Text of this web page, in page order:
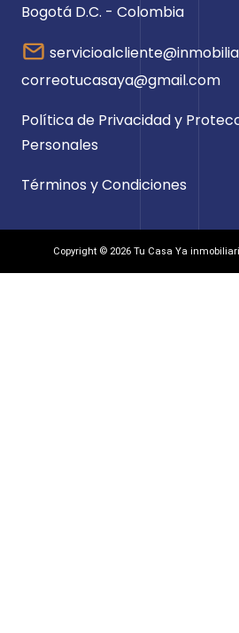
Bogotá D.C. - Colombia
correotucasaya@gmail.com
Política de Privacidad y
Personales
Términos y Condiciones
Copyright © 2026 Tu Casa Ya